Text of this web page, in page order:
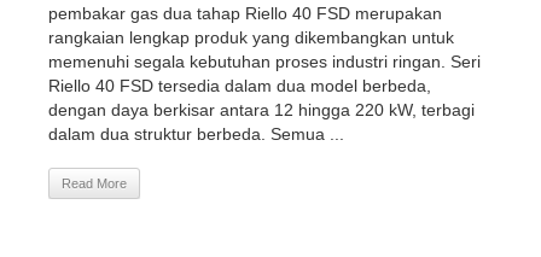
pembakar gas dua tahap Riello 40 FSD merupakan
rangkaian lengkap produk yang dikembangkan untuk
memenuhi segala kebutuhan proses industri ringan. Seri
Riello 40 FSD tersedia dalam dua model berbeda,
dengan daya berkisar antara 12 hingga 220 kW, terbagi
dalam dua struktur berbeda. Semua ...
Read More